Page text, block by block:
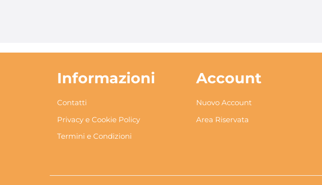
Informazioni
Contatti
Privacy e Cookie Policy
Termini e Condizioni
Account
Nuovo Account
Area Riservata